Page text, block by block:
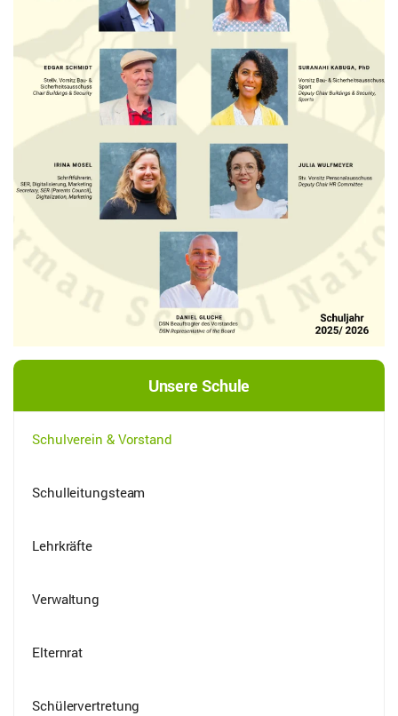
Unsere Schule
Schulverein & Vorstand
Schulleitungsteam
Lehrkräfte
Verwaltung
Elternrat
Schülervertretung